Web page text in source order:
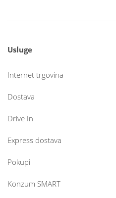
Usluge
Internet trgovina
Dostava
Drive In
Express dostava
Pokupi
Konzum SMART